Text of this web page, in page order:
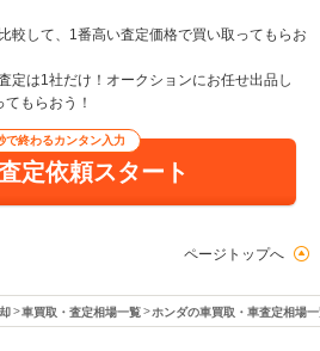
較して、1番高い査定価格で買い取ってもらお
定は1社だけ！オークションにお任せ出品し
もらおう！
で終わるカンタン入力
定依頼スタート
ページトップへ
車買取・査定相場一覧 ホンダの車買取・車査定相場